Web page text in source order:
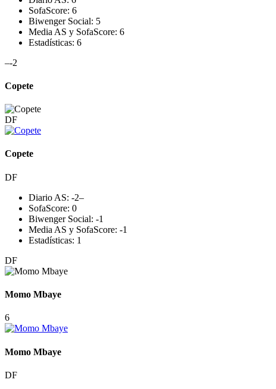
SofaScore: 6
Biwenger Social: 5
Media AS y SofaScore: 6
Estadísticas: 6
–-2
Copete
DF
Copete
DF
Diario AS: -2–
SofaScore: 0
Biwenger Social: -1
Media AS y SofaScore: -1
Estadísticas: 1
DF
Momo Mbaye
6
Momo Mbaye
DF